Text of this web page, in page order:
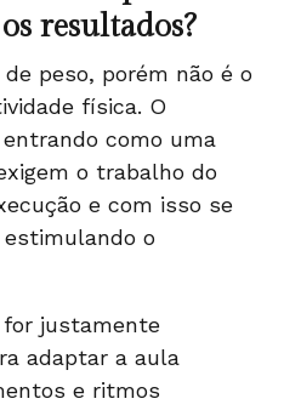
resultados?
peso, porém não é o
física. O
como uma
o trabalho do
e com isso se
o
for justamente
adaptar a aula
e ritmos